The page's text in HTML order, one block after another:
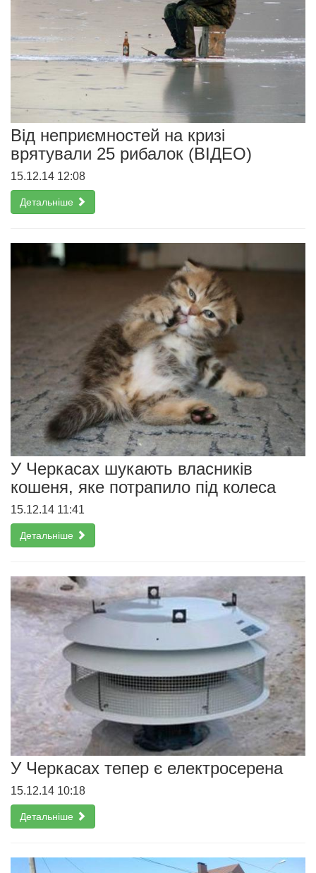
Від неприємностей на кризі
врятували 25 рибалок (ВІДЕО)
15.12.14 12:08
Детальніше
У Черкасах шукають власників
кошеня, яке потрапило під колеса
15.12.14 11:41
Детальніше
У Черкасах тепер є електросерена
15.12.14 10:18
Детальніше